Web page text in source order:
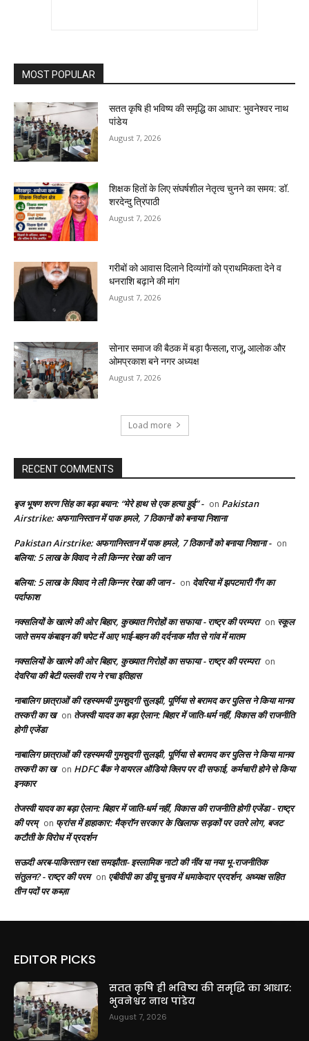
MOST POPULAR
सतत कृषि ही भविष्य की समृद्धि का आधार: भुवनेश्वर नाथ
पांडेय
August 7, 2026
शिक्षक हितों के लिए संघर्षशील नेतृत्व चुनने का समय: डॉ.
शरदेन्दु त्रिपाठी
August 7, 2026
गरीबों को आवास दिलाने दिव्यांगों को प्राथमिकता देने व
धनराशि बढ़ाने की मांग
August 7, 2026
सोनार समाज की बैठक में बड़ा फैसला, राजू, आलोक और
ओमप्रकाश बने नगर अध्यक्ष
August 7, 2026
Load more
RECENT COMMENTS
बृज भूषण शरण सिंह का बड़ा बयान: “मेरे हाथ से एक हत्या हुई” - on Pakistan
Airstrike: अफगानिस्तान में पाक हमले, 7 ठिकानों को बनाया निशाना
Pakistan Airstrike: अफगानिस्तान में पाक हमले, 7 ठिकानों को बनाया निशाना - on
बलिया: 5 लाख के विवाद ने ली किन्नर रेखा की जान
बलिया: 5 लाख के विवाद ने ली किन्नर रेखा की जान - on देवरिया में झपटमारी गैंग का
पर्दाफाश
नक्सलियों के खात्मे की ओर बिहार, कुख्यात गिरोहों का सफाया - राष्ट्र की परम्परा on स्कूल
जाते समय कंबाइन की चपेट में आए भाई-बहन की दर्दनाक मौत से गांव में मातम
नक्सलियों के खात्मे की ओर बिहार, कुख्यात गिरोहों का सफाया - राष्ट्र की परम्परा on
देवरिया की बेटी पल्लवी राय ने रचा इतिहास
नाबालिग छात्राओं की रहस्यमयी गुमशुदगी सुलझी, पूर्णिया से बरामद कर पुलिस ने किया मानव
तस्करी का ख on तेजस्वी यादव का बड़ा ऐलान: बिहार में जाति-धर्म नहीं, विकास की राजनीति
होगी एजेंडा
नाबालिग छात्राओं की रहस्यमयी गुमशुदगी सुलझी, पूर्णिया से बरामद कर पुलिस ने किया मानव
तस्करी का ख on HDFC बैंक ने वायरल ऑडियो क्लिप पर दी सफाई, कर्मचारी होने से किया
इनकार
तेजस्वी यादव का बड़ा ऐलान: बिहार में जाति-धर्म नहीं, विकास की राजनीति होगी एजेंडा - राष्ट्र
की परम् on फ्रांस में हाहाकार: मैक्रॉन सरकार के खिलाफ सड़कों पर उतरे लोग, बजट
कटौती के विरोध में प्रदर्शन
सऊदी अरब-पाकिस्तान रक्षा समझौता- इस्लामिक नाटो की नींव या नया भू-राजनीतिक
संतुलन? - राष्ट्र की परम on एबीवीपी का डीयू चुनाव में धमाकेदार प्रदर्शन, अध्यक्ष सहित
तीन पदों पर कब्ज़ा
EDITOR PICKS
सतत कृषि ही भविष्य की समृद्धि का आधार:
भुवनेश्वर नाथ पांडेय
August 7, 2026